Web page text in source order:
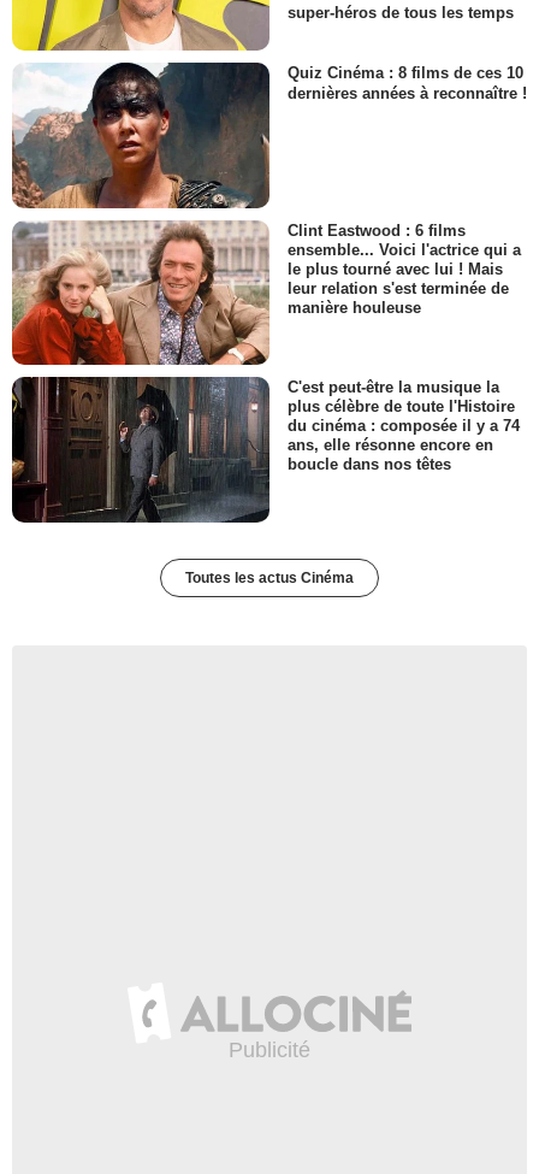
super-héros de tous les temps
Quiz Cinéma : 8 films de ces 10
dernières années à reconnaître !
Clint Eastwood : 6 films
ensemble... Voici l'actrice qui a
le plus tourné avec lui ! Mais
leur relation s'est terminée de
manière houleuse
C'est peut-être la musique la
plus célèbre de toute l'Histoire
du cinéma : composée il y a 74
ans, elle résonne encore en
boucle dans nos têtes
Toutes les actus Cinéma